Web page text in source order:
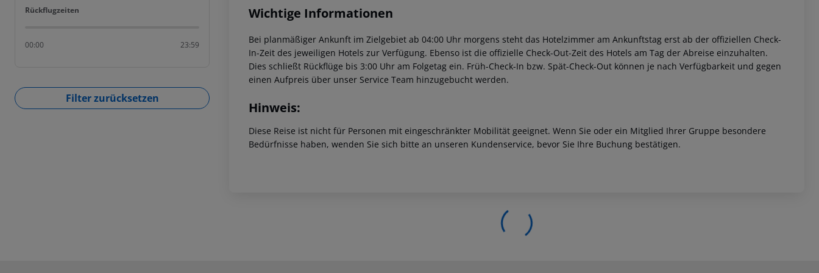
Rückflugzeiten
Rückflugzeiten
00:00 23:59
Filter zurücksetzen
Wichtige Informationen
Bei planmäßiger Ankunft im Zielgebiet ab 04:00 Uhr morgens steht das Hotelzimmer am Ankunftstag erst ab der offiziellen Check-
In-Zeit des jeweiligen Hotels zur Verfügung. Ebenso ist die offizielle Check-Out-Zeit des Hotels am Tag der Abreise einzuhalten.
Dies schließt Rückflüge bis 3:00 Uhr am Folgetag ein. Früh-Check-In bzw. Spät-Check-Out können je nach Verfügbarkeit und gegen
einen Aufpreis über unser Service Team hinzugebucht werden.
Hinweis:
Diese Reise ist nicht für Personen mit eingeschränkter Mobilität geeignet. Wenn Sie oder ein Mitglied Ihrer Gruppe besondere
Bedürfnisse haben, wenden Sie sich bitte an unseren Kundenservice, bevor Sie Ihre Buchung bestätigen.